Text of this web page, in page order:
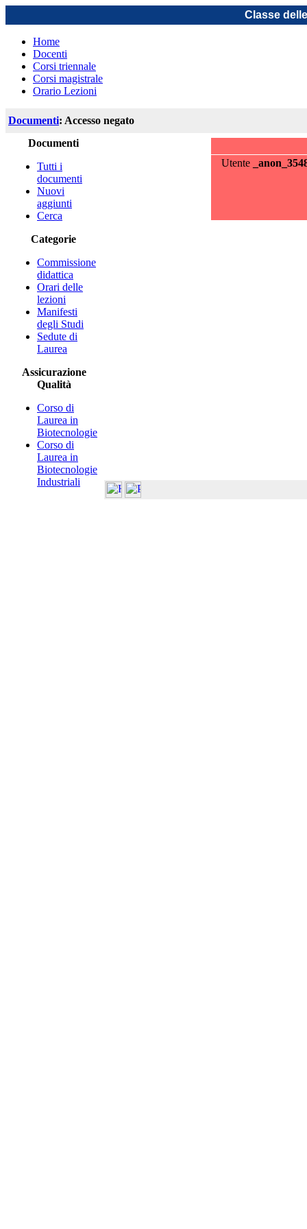
Classe
Home
Docenti
Corsi triennale
Corsi magistrale
Orario Lezioni
Documenti: Accesso negato
Documenti
Tutti i
documenti
Nuovi
aggiunti
Cerca
Categorie
Commissione
didattica
Orari delle
lezioni
Manifesti
degli Studi
Sedute di
Laurea
Assicurazione
Qualità
Corso di
Laurea in
Biotecnologie
Corso di
Laurea in
Biotecnologie
Industriali
Utente